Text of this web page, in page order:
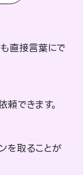
直接言葉にで
できます。
を取ることが